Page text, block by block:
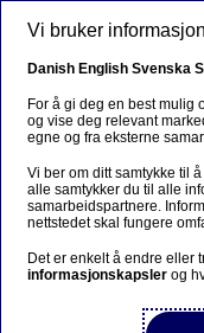
Finne
Nordeas
Vi bruker
Danish English Svenska
For å gi deg en best mulig
og vise deg relevant
egne og fra eksterne
Vi ber om ditt samtykke til
alle samtykker du til alle
samarbeidspartnere.
nettstedet skal fungere
Det er enkelt å endre eller
informasjonskapsler og